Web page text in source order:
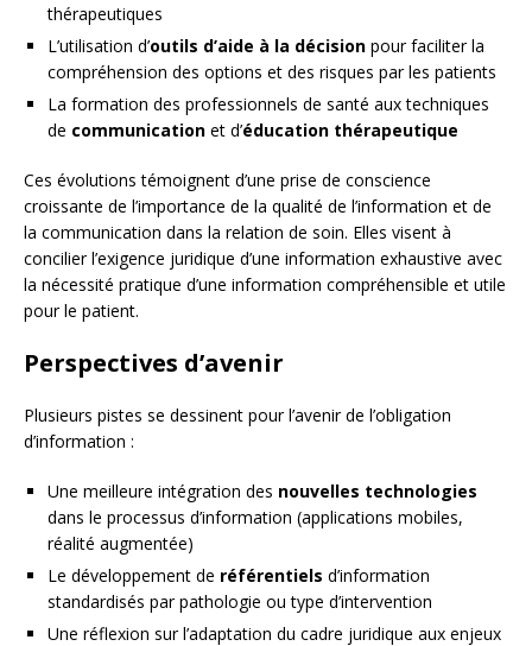
thérapeutiques
L’utilisation d’outils d’aide à la décision pour faciliter la
compréhension des options et des risques par les patients
La formation des professionnels de santé aux techniques
de communication et d’éducation thérapeutique
Ces évolutions témoignent d’une prise de conscience
croissante de l’importance de la qualité de l’information et de
la communication dans la relation de soin. Elles visent à
concilier l’exigence juridique d’une information exhaustive avec
la nécessité pratique d’une information compréhensible et utile
pour le patient.
Perspectives d’avenir
Plusieurs pistes se dessinent pour l’avenir de l’obligation
d’information :
Une meilleure intégration des nouvelles technologies
dans le processus d’information (applications mobiles,
réalité augmentée)
Le développement de référentiels d’information
standardisés par pathologie ou type d’intervention
Une réflexion sur l’adaptation du cadre juridique aux enjeux